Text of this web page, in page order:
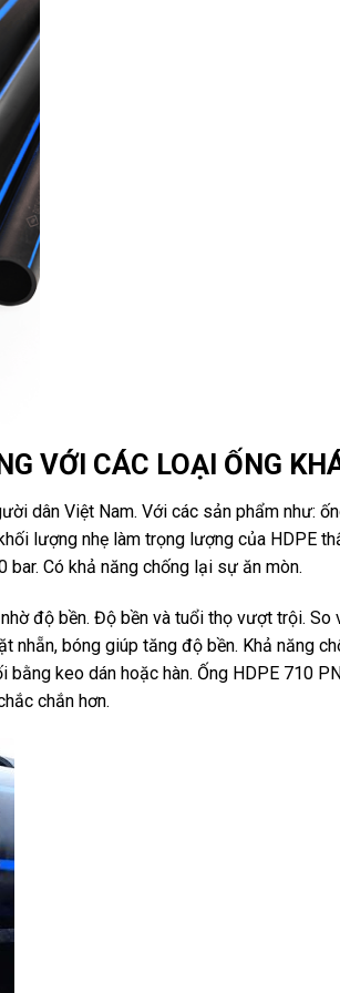
VỚI CÁC LOẠI ỐNG
dân Việt Nam. Với các sản phẩm như:
lượng nhẹ làm trọng lượng của HDPE
Có khả năng chống lại sự ăn mòn.
độ bền. Độ bền và tuổi thọ vượt trội. So
nhẵn, bóng giúp tăng độ bền. Khả năng
keo dán hoặc hàn. Ống HDPE 710
chắn hơn.